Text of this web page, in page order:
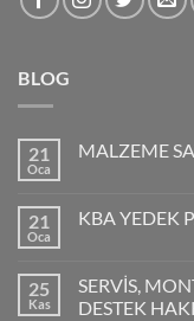
BLOG
21
Oca
MALZEME
21
Oca
KBA YEDEK
25
Kas
SERVİS,
DESTEK